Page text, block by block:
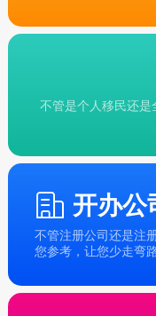
不管是个人移民还
开办公
不管注册公司还是注
您参考，让您少走弯